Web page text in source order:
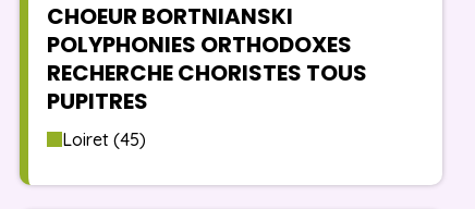
CHOEUR BORTNIANSKI
POLYPHONIES ORTHODOXES
RECHERCHE CHORISTES TOUS
PUPITRES
Loiret (45)